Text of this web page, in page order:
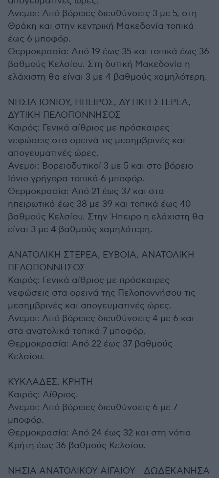
Ανεμοι: Από βόρειες διευθύνσεις 3 με 5, στη
Θράκη και στην κεντρική Μακεδονία τοπικά
έως 6 μποφόρ.
Θερμοκρασία: Από 19 έως 35 και τοπικά έως 36
βαθμούς Κελσίου. Στη δυτική Μακεδονία η
ελάχιστη θα είναι 3 με 4 βαθμούς χαμηλότερη.
ΝΗΣΙΑ ΙΟΝΙΟΥ, ΗΠΕΙΡΟΣ, ΔΥΤΙΚΗ ΣΤΕΡΕΑ,
ΔΥΤΙΚΗ ΠΕΛΟΠΟΝΝΗΣΟΣ
Καιρός: Γενικά αίθριος με πρόσκαιρες
νεφώσεις στα ορεινά τις μεσημβρινές και
απογευματινές ώρες.
Ανεμοι: Βορειοδυτικοί 3 με 5 και στο βόρειο
Ιόνιο γρήγορα τοπικά 6 μποφόρ.
Θερμοκρασία: Από 21 έως 37 και στα
ηπειρωτικά έως 38 με 39 και τοπικά έως 40
βαθμούς Κελσίου. Στην Ήπειρο η ελάχιστη θα
είναι 3 με 4 βαθμούς χαμηλότερη.
ΑΝΑΤΟΛΙΚΗ ΣΤΕΡΕΑ, ΕΥΒΟΙΑ, ΑΝΑΤΟΛΙΚΗ
ΠΕΛΟΠΟΝΝΗΣΟΣ
Καιρός: Γενικά αίθριος με πρόσκαιρες
νεφώσεις στα ορεινά της Πελοποννήσου τις
μεσημβρινές και απογευματινές ώρες.
Ανεμοι: Από βόρειες διευθύνσεις 4 με 6 και
στα ανατολικά τοπικά 7 μποφόρ.
Θερμοκρασία: Από 22 έως 37 βαθμούς
Κελσίου.
ΚΥΚΛΑΔΕΣ, ΚΡΗΤΗ
Καιρός: Αίθριος.
Ανεμοι: Από βόρειες διευθύνσεις 6 με 7
μποφόρ.
Θερμοκρασία: Από 24 έως 32 και στη νότια
Κρήτη έως 36 βαθμούς Κελσίου.
ΝΗΣΙΑ ΑΝΑΤΟΛΙΚΟΥ ΑΙΓΑΙΟΥ - ΔΩΔΕΚΑΝΗΣΑ